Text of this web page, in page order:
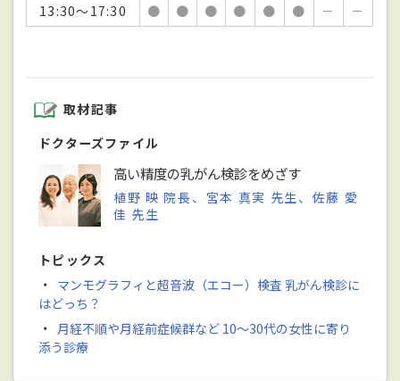
13:30～17:30
● ● ● ● ● ● － －
取材記事
ドクターズファイル
高い精度の乳がん検診をめざす
植野 映 院長、宮本 真実 先生、佐藤 愛
佳 先生
トピックス
・ マンモグラフィと超音波（エコー）検査 乳がん検診に
はどっち？
・ 月経不順や月経前症候群など 10～30代の女性に寄り
添う診療